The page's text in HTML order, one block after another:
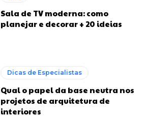
Sala de TV moderna: como
planejar e decorar + 20 ideias
Dicas de Especialistas
Qual o papel da base neutra nos
projetos de arquitetura de
interiores